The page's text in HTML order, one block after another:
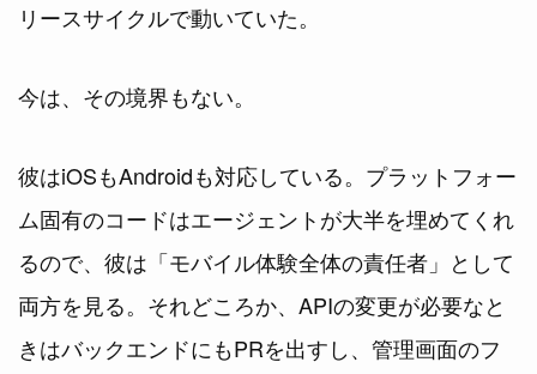
リースサイクルで動いていた。
今は、その境界もない。
彼はiOSもAndroidも対応している。プラットフォー
ム固有のコードはエージェントが大半を埋めてくれ
るので、彼は「モバイル体験全体の責任者」として
両方を見る。それどころか、APIの変更が必要なと
きはバックエンドにもPRを出すし、管理画面のフ